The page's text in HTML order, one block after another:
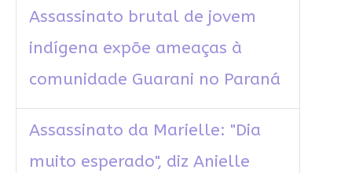
Assassinato brutal de jovem
indígena expõe ameaças à
comunidade Guarani no Paraná
Assassinato da Marielle: "Dia
muito esperado", diz Anielle